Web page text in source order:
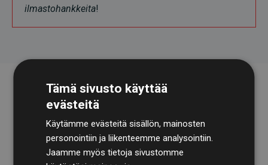
ilmastohankkeita!
Tämä sivusto käyttää
evästeitä
Käytämme evästeitä sisällön, mainosten
personointiin ja liikenteemme analysointiin.
Jaamme myös tietoja sivustomme